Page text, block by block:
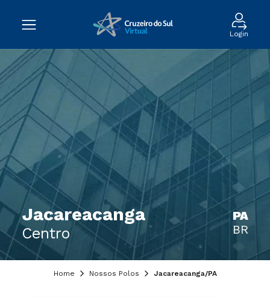
Login
Jacareacanga
Centro
PA
BR
Home Nossos Polos Jacareacanga/PA